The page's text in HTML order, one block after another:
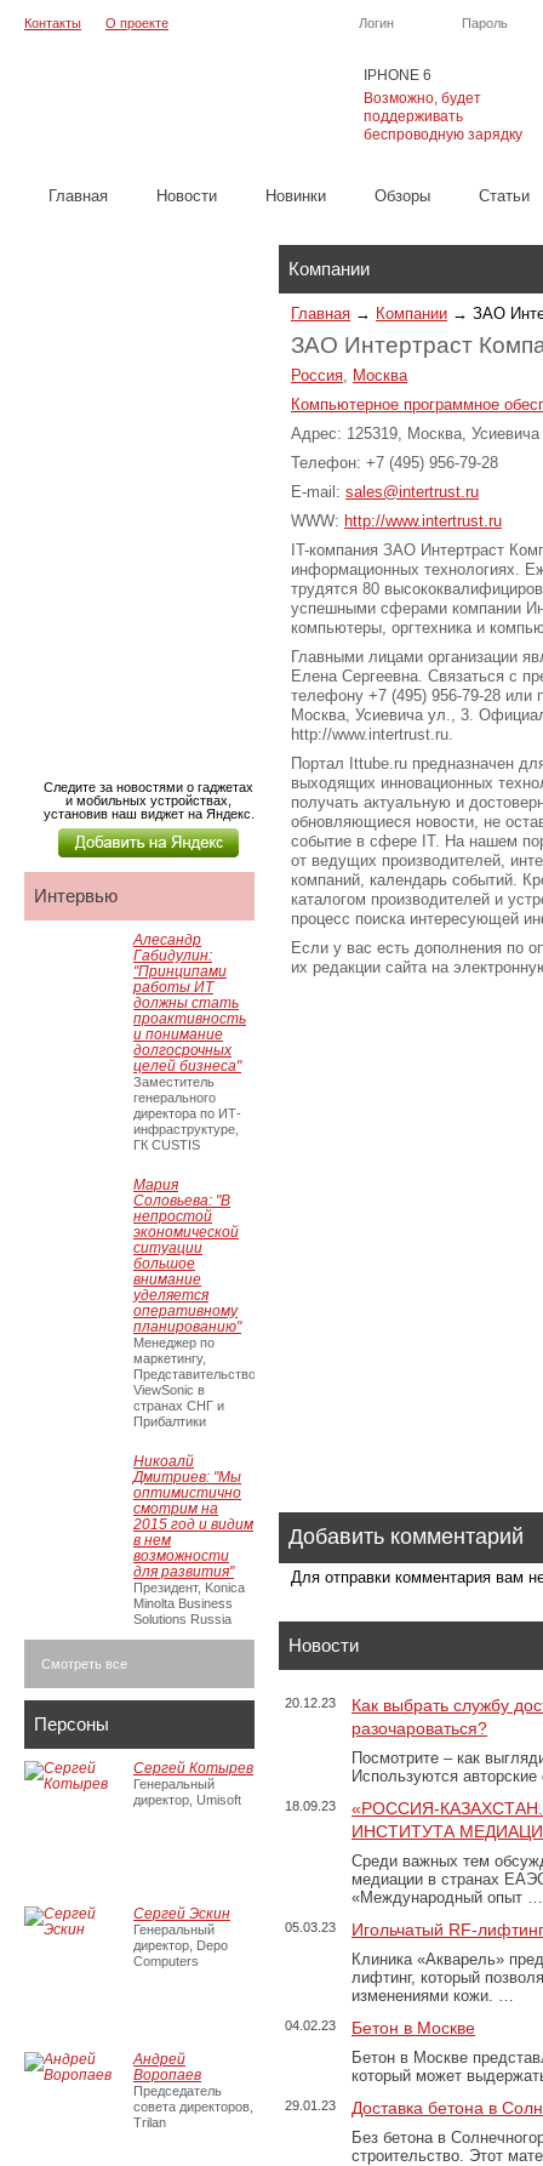
IPHONE 6
Возможно, будет
поддерживать
беспроводную зарядку
Логин Пароль
Контакты О проекте
Главная Новости Новинки Обзоры Cтатьи
Компании
Главная → Компании → ЗАО
ЗАО Интертраст
Россия, Москва
Компьютерное программное
Адрес: 125319, Москва,
Телефон: +7 (495) 956-79-28
E-mail: sales@intertrust.ru
WWW: http://www.intertrust.ru
IT-компания ЗАО Интертраст
информационных технологиях.
трудятся 80
успешными сферами компании
компьютеры, оргтехника и
Главными лицами организации
Елена Сергеевна. Связаться с
телефону +7 (495) 956-79-28 или
Москва, Усиевича ул., 3.
http://www.intertrust.ru.
Портал Ittube.ru предназначен
выходящих инновационных
получать актуальную и
обновляющиеся новости, не
событие в сфере IT. На нашем
от ведущих производителей,
компаний, календарь событий.
каталогом производителей и
процесс поиска интересующей
Если у вас есть дополнения по
их редакции сайта на
Добавить комментарий
Для отправки комментария вам
Новости
20.12.23
Как выбрать службу
разочароваться?
Посмотрите – как
Используются
18.09.23
«РОССИЯ-
ИНСТИТУТА
Среди важных тем
медиации в странах
«Международный опыт …
05.03.23 Игольчатый RF-
Клиника «Акварель»
лифтинг, который
изменениями кожи. …
04.02.23 Бетон в Москве
Бетон в Москве
который может
29.01.23 Доставка бетона в
Без бетона в
строительство. Этот
Следите за новостями о гаджетах
и мобильных устройствах,
установив наш виджет на Яндекс.
Интервью
Алесандр
Габидулин:
"Принципами
работы ИТ
должны стать
проактивность
и понимание
долгосрочных
целей бизнеса"
Заместитель
генерального
директора по ИТ-
инфраструктуре,
ГК CUSTIS
Мария
Соловьева: "В
непростой
экономической
ситуации
большое
внимание
уделяется
оперативному
планированию"
Менеджер по
маркетингу,
Представительство
ViewSonic в
странах СНГ и
Прибалтики
Никоалй
Дмитриев: "Мы
оптимистично
смотрим на
2015 год и видим
в нем
возможности
для развития"
Президент, Konica
Minolta Business
Solutions Russia
Смотреть все
Персоны
Сергей Котырев
Генеральный
директор, Umisoft
Сергей Эскин
Генеральный
директор, Depo
Computers
Андрей
Воропаев
Председатель
совета директоров,
Trilan